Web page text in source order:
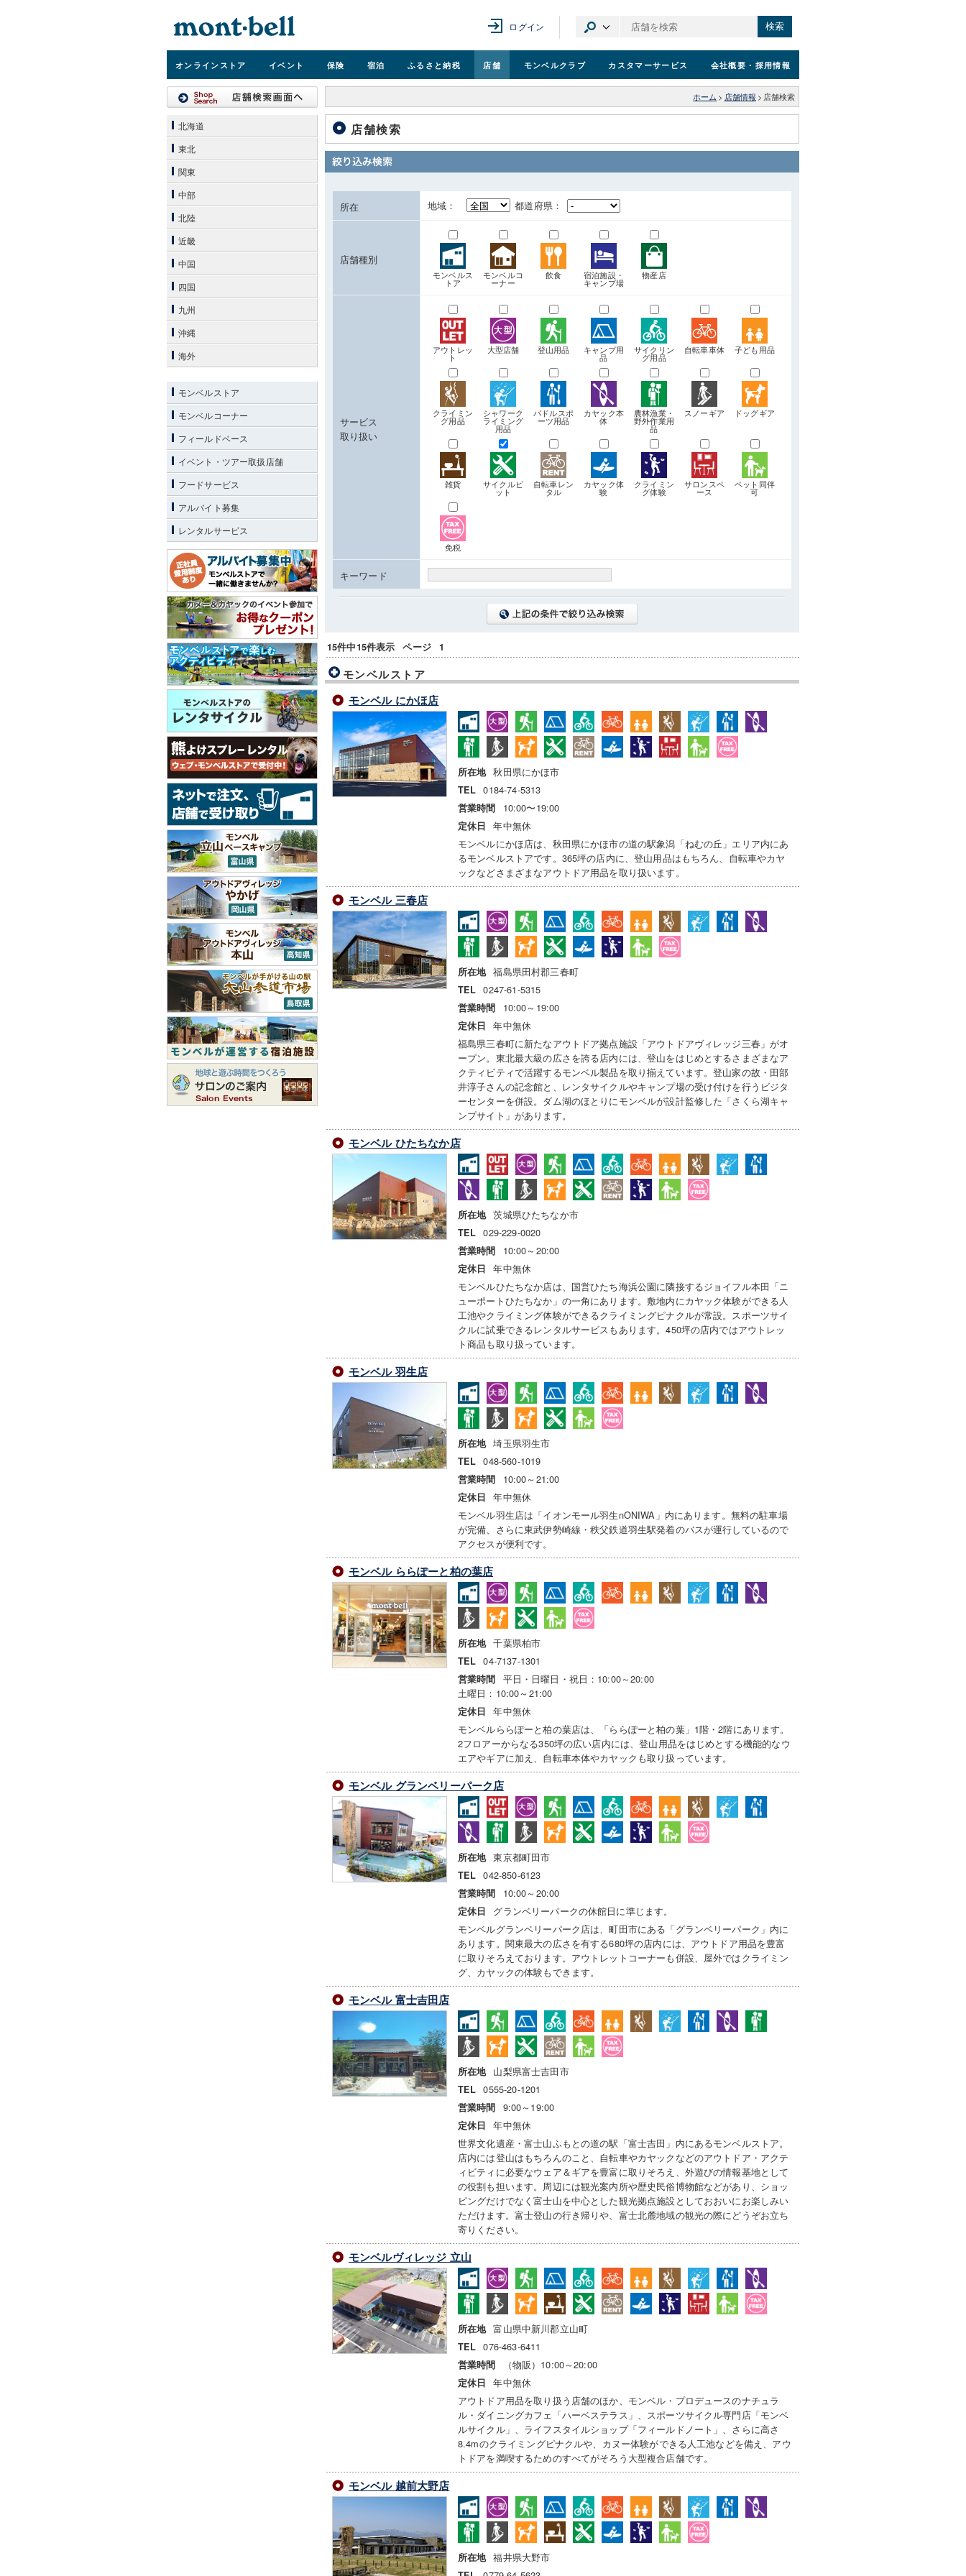
ログイン 検索
オンラインストア イベント 保険 宿泊 ふるさと納税 店舗 モンベルクラブ カスタマーサービス 会社概要 ・採用情報
ホーム > 店舗情報 > 店舗検索
店舗検索
所在 地域： 都道府県：
店舗種別
モンベルス
トア
モンベルコ
ーナー
飲食 宿泊施設・
キャンプ場
物産店
サービス
取り扱い
アウトレッ
ト
大型店舗 登山用品 キャンプ用
品
サイクリン
グ用品
自転車車体 子ども用品
クライミン
グ用品
シャワーク
ライミング
用品
パドルスポ
ーツ用品
カヤック本
体
農林漁業・
野外作業用
品
スノーギア ドッグギア
雑貨 サイクルピ
ット
自転車レン
タル
カヤック体
験
クライミン
グ体験
サロンスペ
ース
ペット同伴
可
免税
キーワード
15件中15件表示 ページ 1
モンベルストア
モンベル にかほ店
所在地 秋田県にかほ市
TEL 0184-74-5313
営業時間 10:00〜19:00
定休日
年中無休
モンベルにかほ店は、秋田県にかほ市の道の駅象潟「ねむの丘」エリア内にあ
るモンベルストアです。365坪の店内に、登山用品はもちろん、自転車やカヤ
ックなどさまざまなアウトドア用品を取り扱います。
モンベル 三春店
所在地 福島県田村郡三春町
TEL 0247-61-5315
営業時間 10:00～19:00
定休日
年中無休
福島県三春町に新たなアウトドア拠点施設「アウトドアヴィレッジ三春」がオ
ープン。東北最大級の広さを誇る店内には、登山をはじめとするさまざまなア
クティビティで活躍するモンベル製品を取り揃えています。登山家の故・田部
井淳子さんの記念館と、レンタサイクルやキャンプ場の受け付けを行うビジタ
ーセンターを併設。ダム湖のほとりにモンベルが設計監修した「さくら湖キャ
ンプサイト」があります。
モンベル ひたちなか店
所在地 茨城県ひたちなか市
TEL 029-229-0020
営業時間 10:00～20:00
定休日
年中無休
モンベルひたちなか店は、国営ひたち海浜公園に隣接するジョイフル本田「ニ
ューポートひたちなか」の一角にあります。敷地内にカヤック体験ができる人
工池やクライミング体験ができるクライミングピナクルが常設。スポーツサイ
クルに試乗できるレンタルサービスもあります。450坪の店内ではアウトレッ
ト商品も取り扱っています。
モンベル 羽生店
所在地 埼玉県羽生市
TEL 048-560-1019
営業時間 10:00～21:00
定休日
年中無休
モンベル羽生店は「イオンモール羽生nONIWA」内にあります。無料の駐車場
が完備、さらに東武伊勢崎線・秩父鉄道羽生駅発着のバスが運行しているので
アクセスが便利です。
モンベル ららぽーと柏の葉店
所在地 千葉県柏市
TEL 04-7137-1301
営業時間
平日・日曜日・祝日：10:00～20:00
土曜日：10:00～21:00
定休日
年中無休
モンベルららぽーと柏の葉店は、「ららぽーと柏の葉」1階・2階にあります。
2フロアーからなる350坪の広い店内には、登山用品をはじめとする機能的なウ
エアやギアに加え、自転車本体やカヤックも取り扱っています。
モンベル グランベリーパーク店
所在地 東京都町田市
TEL 042-850-6123
営業時間 10:00～20:00
定休日
グランベリーパークの休館日に準じます。
モンベルグランベリーパーク店は、町田市にある「グランベリーパーク」内に
あります。関東最大の広さを有する680坪の店内には、アウトドア用品を豊富
に取りそろえております。アウトレットコーナーも併設、屋外ではクライミン
グ、カヤックの体験もできます。
モンベル 富士吉田店
所在地 山梨県富士吉田市
TEL 0555-20-1201
営業時間 9:00～19:00
定休日
年中無休
世界文化遺産・富士山ふもとの道の駅「富士吉田」内にあるモンベルストア。
店内には登山はもちろんのこと、自転車やカヤックなどのアウトドア・アクテ
ィビティに必要なウェア＆ギアを豊富に取りそろえ、外遊びの情報基地として
の役割も担います。周辺には観光案内所や歴史民俗博物館などがあり、ショッ
ピングだけでなく富士山を中心とした観光拠点施設としておおいにお楽しみい
ただけます。富士登山の行き帰りや、富士北麓地域の観光の際にどうぞお立ち
寄りください。
モンベルヴィレッジ 立山
所在地 富山県中新川郡立山町
TEL 076-463-6411
営業時間 （物販）10:00～20:00
定休日
年中無休
アウトドア用品を取り扱う店舗のほか、モンベル・プロデュースのナチュラ
ル・ダイニングカフェ「ハーベステラス」、スポーツサイクル専門店「モンベ
ルサイクル」、ライフスタイルショップ「フィールドノート」、さらに高さ
8.4mのクライミングピナクルや、カヌー体験ができる人工池などを備え、アウ
トドアを満喫するためのすべてがそろう大型複合店舗です。
モンベル 越前大野店
所在地 福井県大野市
北海道
東北
関東
中部
北陸
近畿
中国
四国
九州
沖縄
海外
モンベルストア
モンベルコーナー
フィールドベース
イベント・ツアー取扱店舗
フードサービス
アルバイト募集
レンタルサービス